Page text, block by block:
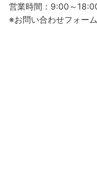
営業時間：9:00～
※お問い合わせフォー